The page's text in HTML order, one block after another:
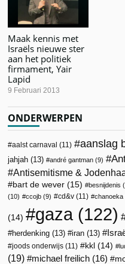
Maak kennis met
Israëls nieuwe ster
aan het politiek
firmament, Yair
Lapid
9 Februari 2013
ONDERWERPEN
aalst carnaval (11) aanslag
jahjah (13) andré gantman (9)
Antisemitisme &
bart de wever (15) besnijdenis
(10)
ccojb (9) cd&v (11) chanoeka
(14) gaza(122)
herdenking (13) iran (13)
joods onderwijs (11) kkl (14)
(19)
michael freilich (16)